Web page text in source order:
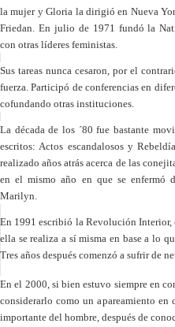
la mujer y Gloria la dirigió en Nueva
Friedan. En julio de 1971 fundó la
con otras líderes feministas.
Sus tareas nunca cesaron, por el
fuerza. Participó de conferencias en
cofundando otras instituciones.
La década de los ´80 fue bastante
escritos: Actos escandalosos y
realizado años atrás acerca de las
en el mismo año en que se enfermó
Marilyn.
En 1991 escribió la Revolución Interior,
ella se realiza a sí misma en base a lo
Tres años después comenzó a sufrir de
En el 2000, si bien estuvo siempre en
considerarlo como un apareamiento
importante del hombre, después de